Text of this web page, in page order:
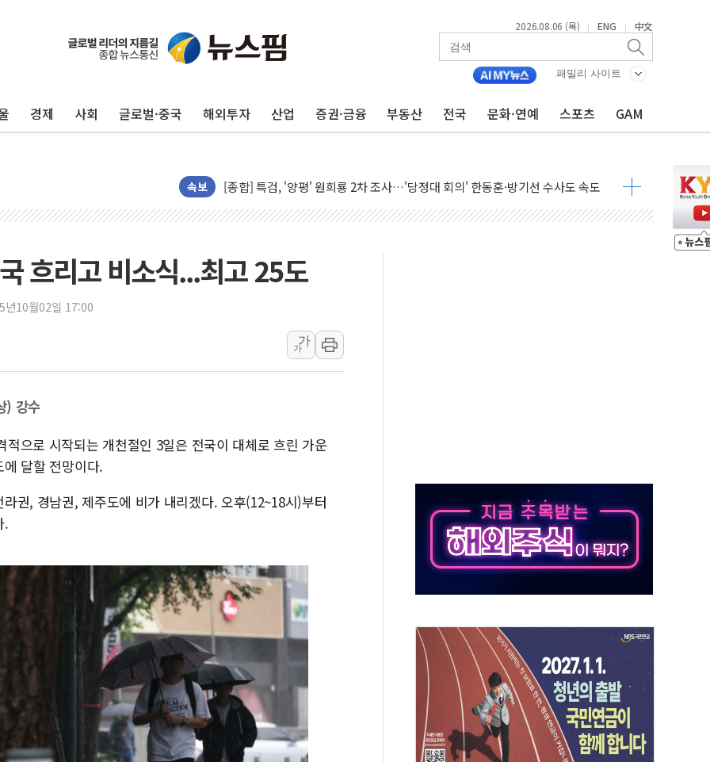
2026.08.06 (목) | ENG | 中文
패밀리 사이트
경제 사회 글로벌·중국 해외투자 산업 증권·금융 부동산 전국 문화·연예 스포츠 GAM
속보
우크라, 러 탄도미사일 공격에 속수무책… 패트리엇 미사일 지원, 작년의 3분의 1
"5.18은 북한 지령" 설교한 목사 불구속 송치
[내일날씨] 절기상 '입추'에 폭염 절정…서울 한낮 39도
제천 바이오밸리 공장 옥상서 불…30여분 만에 진화
CJ온스타일, 2분기 영업익 260억원…전년 比 21.2%↑
AI 연산은 포항, 전력 저장은 영광…지역펀드 9·10호 확정
한국투자증권, 국내 최초 상반기 영업이익 2조 돌파
[IPO] 니어스랩 "피지컬 AI 자율비행 기술로 글로벌 방산 시장 공략"
한패스, 월 송금 60만건 돌파
중소기업계 "세제개편안 기본방향 공감...현장 목소리 반영되길"
배틀그라운드 모바일 월드컵 파리서 개막
청와대 "내일 부동산 점검 2차 회의"…주택 공급 방안 논의한다
국민통합위 "청년엔 기회를, 중고령층엔 안정을"…세대상생 일자리 특위 출범
흐리고 비소식...최고 25도
년10월02일 17:00
가
가
) 강수
으로 시작되는 개천절인 3일은 전국이 대체로 흐린 가운
달할 전망이다.
권, 경남권, 제주도에 비가 내리겠다. 오후(12~18시)부터
.